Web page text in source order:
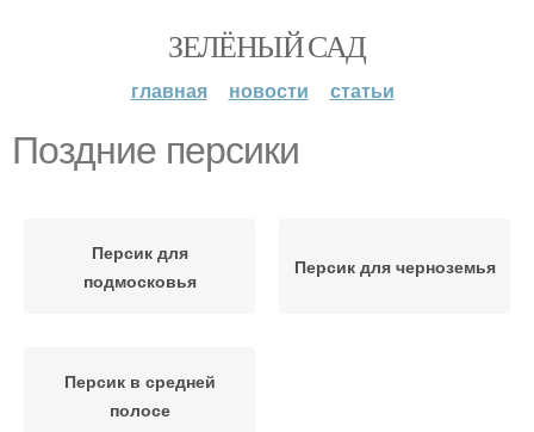
ЗЕЛЁНЫЙ САД
главная новости статьи
Поздние персики
Персик для
подмосковья
Персик для черноземья
Персик в средней
полосе